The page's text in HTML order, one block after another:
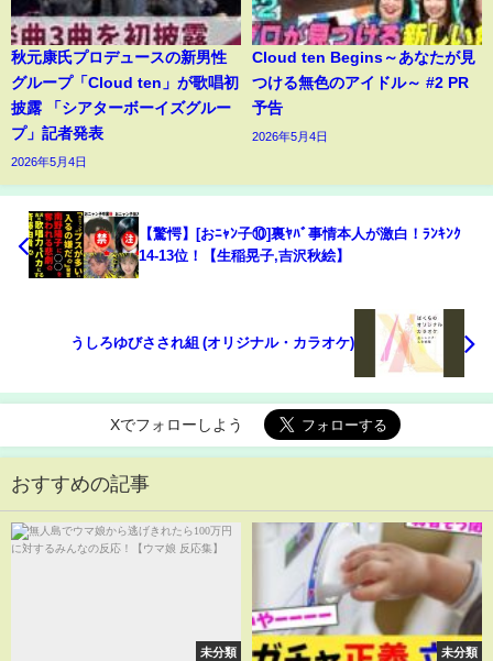
秋元康氏プロデュースの新男性
グループ「Cloud ten」が歌唱初
披露 「シアターボーイズグルー
プ」記者発表
2026年5月4日
Cloud ten Begins～あなたが見
つける無色のアイドル～ #2 PR
予告
2026年5月4日
【驚愕】[おﾆｬﾝ子⑩]裏ﾔﾊﾞ事情本人が激白！ﾗﾝｷﾝｸ
14-13位！【生稲晃子,吉沢秋絵】
うしろゆびさされ組 (オリジナル・カラオケ)
Xでフォローしよう
おすすめの記事
未分類 未分類